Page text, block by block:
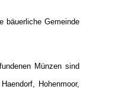
bäuerliche Gemeinde
Münzen sind
Hohenmoor,